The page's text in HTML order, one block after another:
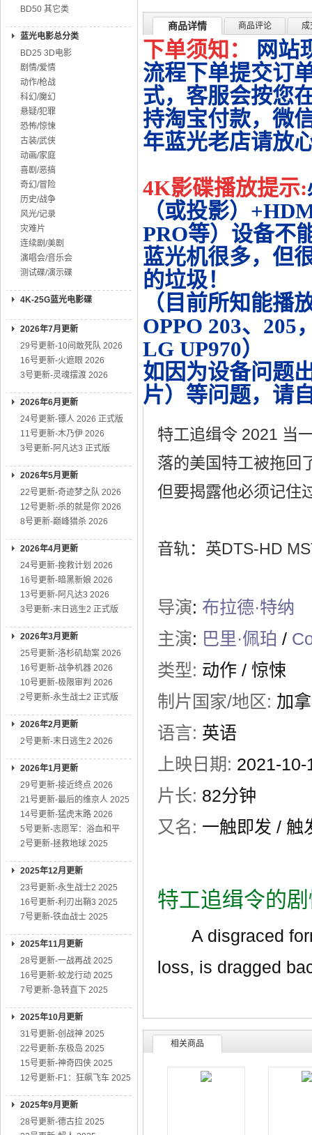
BD50 其它类
蓝光电影总分类
BD25 3D电影
剧情/爱情
动作/枪战
科幻/魔幻
悬疑/犯罪
恐怖/惊悚
古装/武侠
动画/家庭
喜剧/恶搞
奇幻/冒险
历史/战争
风光/记录
灾难片
连续剧/美剧
演唱会/音乐会
测试碟/演示碟
4K-25G蓝光电影碟
2026年7月更新
29号更新-10间敢死队 2026
16号更新-火遮眼 2026
3号更新-灵魂摆渡 2026
2026年6月更新
24号更新-镖人 2026 正式版
11号更新-木乃伊 2026
3号更新-阿凡达3 正式版
2026年5月更新
22号更新-奇迹梦之队 2026
12号更新-杀的就是你 2026
8号更新-巅峰猎杀 2026
2026年4月更新
24号更新-挽救计划 2026
16号更新-暗黑新娘 2026
13号更新-阿凡达3 2026
3号更新-末日逃生2 正式版
2026年3月更新
25号更新-洛杉矶劫案 2026
16号更新-战争机器 2026
10号更新-极限审判 2026
2号更新-永生战士2 正式版
2026年2月更新
2号更新-末日逃生2 2026
2026年1月更新
29号更新-接近终点 2026
21号更新-最后的维京人 2025
14号更新-猛虎末路 2026
5号更新-志愿军：浴血和平
2号更新-拯救地球 2025
2025年12月更新
23号更新-永生战士2 2025
16号更新-利刃出鞘3 2025
7号更新-铁血战士 2025
2025年11月更新
28号更新-一战再战 2025
16号更新-蛟龙行动 2025
7号更新-急转直下 2025
2025年10月更新
31号更新-创战神 2025
22号更新-东极岛 2025
15号更新-神奇四侠 2025
12号更新-F1：狂飙飞车 2025
2025年9月更新
28号更新-德古拉 2025
商品详情 商品评论 成
下单须知：
网站
流程下单提交订
式，客服会按您
持淘宝付款，微
年蓝光老店请放
4K影碟播放提示:
（或投影）
PRO等）设备不
蓝光机很多，但
的垃圾！
（目前所知能播
OPPO 203、205
LG UP970）
如因为设备问题
片）等问题，请
特工追缉令 2021 当
落的美国特工被拖回
但要揭露他必须记住
音轨：英DTS-HD
导演: 布拉德·特纳
主演: 巴里·佩珀 /
类型: 动作 / 惊悚
制片国家/地区: 加
语言: 英语
上映日期: 2021-10-
片长: 82分钟
又名: 一触即发 / 触
特工追缉令的
A disgraced
loss, is dragged
相关商品